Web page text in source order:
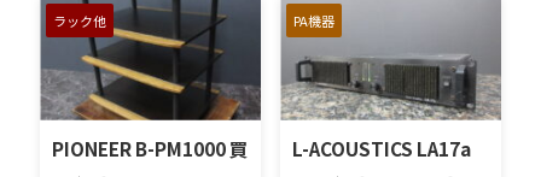
TEAC R-10 メーカー：TEAC
型番：R-10 カテゴリ：DAT
デッキ / デジタルオーディ
オテープデッキ 買取地域：
出張買取 状態：外観・再生
XLR端子の状態、ウインド
スクリーンやショックマウ
ントなど付属品の有無を確
認しながら査定いたしまし
た。 買取商品：
SENNHEISER MKH816/P48
神奈川県川崎市で、
Technicsの業務用レコード
プレーヤー「FR-956A」を
出張買取させていただきま
した。今回のお品物はPA業
者様からのご依頼で、業務
用機材としての使用状況や
した。 EAR（Esoteric
Audio Research）は、イギ
リスのオーディオブランド
として知られ、真空管アン
プを中心に独自の音作りで
高い評価を得ています。設
計者であるティム・デ・パ
ラック他
PIONEER B-PM1000 買
PA機器
L-ACOUSTICS LA17a